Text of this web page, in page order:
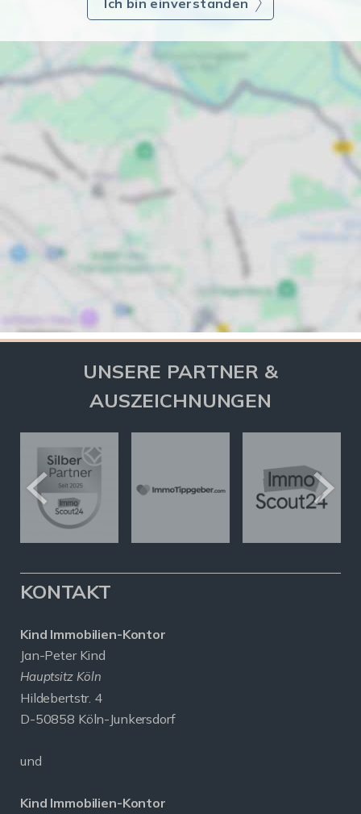
Ich bin einverstanden
UNSERE PARTNER &
AUSZEICHNUNGEN
KONTAKT
Kind Immobilien-Kontor
Jan-Peter Kind
Hauptsitz Köln
Hildebertstr. 4
D-50858 Köln-Junkersdorf
und
Kind Immobilien-Kontor